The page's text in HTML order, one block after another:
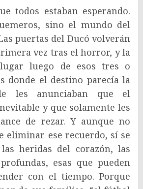
todos estaban esperando.
sino el mundo del
puertas del Ducó volverán
vez tras el horror, y la
luego de esos tres o
donde el destino parecía la
les anunciaban que el
y que solamente les
de rezar. Y aunque no
eliminar ese recuerdo, sí se
heridas del corazón, las
esas que pueden
con el tiempo. Porque